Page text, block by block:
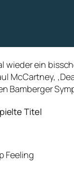
wieder ein
McCartney,
Bamberger
Titel
Feeling